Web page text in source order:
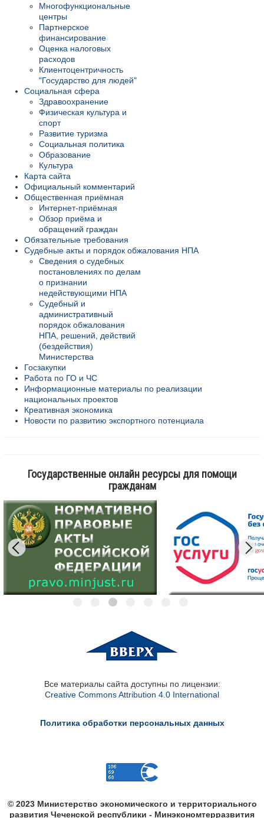
Многофункциональные
центры
Партнерское
финансирование
Оценка налоговых
расходов
Клиентоцентричность
"Государство для людей"
Социальная сфера
Здравоохранение
Физическая культура и
спорт
Развитие туризма
Социальная политика
Образование
Культура
Карта сайта
Официальный комментарий
Общественная приёмная
Интернет-приёмная
Обзор приёма и
обращений граждан
Обязательные требования
Судебные акты и порядок обжалования НПА
Сведения о судебных
постановлениях по делам
о признании
недействующими НПА
Судебный и
административный
порядок обжалования
НПА, решений, действий
(бездействия)
Министерства
Госзакупки
Работа по ГО и ЧС
Информационные материалы по реализации
национальных проектов
Креативная экономика
Новости по развитию экспортного потенциала
Государственные онлайн ресурсы для помощи
гражданам
Все материалы сайта доступны по лицензии:
Creative Commons Attribution 4.0 International
Политика обработки персональных данных
© 2023 Министерство экономического и территориального
развития Чеченской республики - Минэкономтерразвития